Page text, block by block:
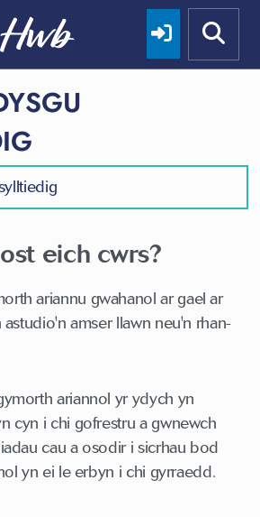
eich cwrs?
ariannu gwahanol ar gael ar
amser llawn neu'n rhan-
ariannol yr ydych yn
cyn i chi gofrestru a gwnewch
cau a osodir i sicrhau bod
yn ei le erbyn i chi gyrraedd.